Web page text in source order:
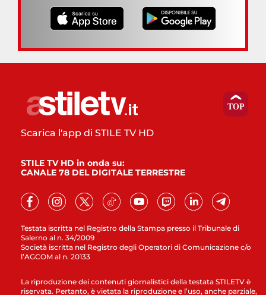
Testata iscritta nel Registro della Stampa presso il Tribunale di
Salerno al n. 34/2009
Società iscritta nel Registro degli Operatori di Comunicazione c/o
l’AGCOM al n. 20133
Scarica l'app di STILE TV HD
STILE TV HD in onda su:
CANALE 78 DEL DIGITALE TERRESTRE
La riproduzione dei contenuti giornalistici della testata STILETV è
riservata. Pertanto, è vietata la riproduzione e l’uso, anche parziale,